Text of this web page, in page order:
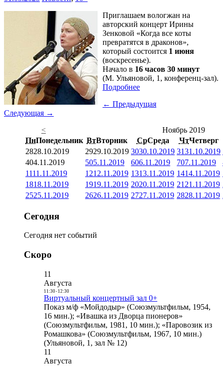
Приглашаем вологжан на
авторский концерт Ирины
Зенковой «Когда все коты
превратятся в драконов»,
который состоится 1 июня
(воскресенье).
Начало в 16 часов 30 минут
(М. Ульяновой, 1, конференц-зал).
Подробнее
← Предыдущая
Следующая →
<
Ноябрь 2019
ПнПонедельник ВтВторник СрСреда ЧтЧетверг
2828.10.2019 2929.10.2019 3030.10.2019 3131.10.2019
404.11.2019 505.11.2019 606.11.2019 707.11.2019
1111.11.2019 1212.11.2019 1313.11.2019 1414.11.2019
1818.11.2019 1919.11.2019 2020.11.2019 21 21.11.2019
2525.11.2019 2626.11.2019 2727.11.2019 2828.11.2019
Сегодня
Сегодня нет событий
Скоро
11
Августа
11:30- 12:30
Виртуальный концертный зал 0+
Показ м/ф «Мойдодыр» (Союзмультфильм, 1954,
16 мин.); «Ивашка из Дворца пионеров»
(Союзмультфильм, 1981, 10 мин.); «Паровозик из
Ромашкова» (Союзмультфильм, 1967, 10 мин.)
(Ульяновой, 1, зал № 12)
11
Августа